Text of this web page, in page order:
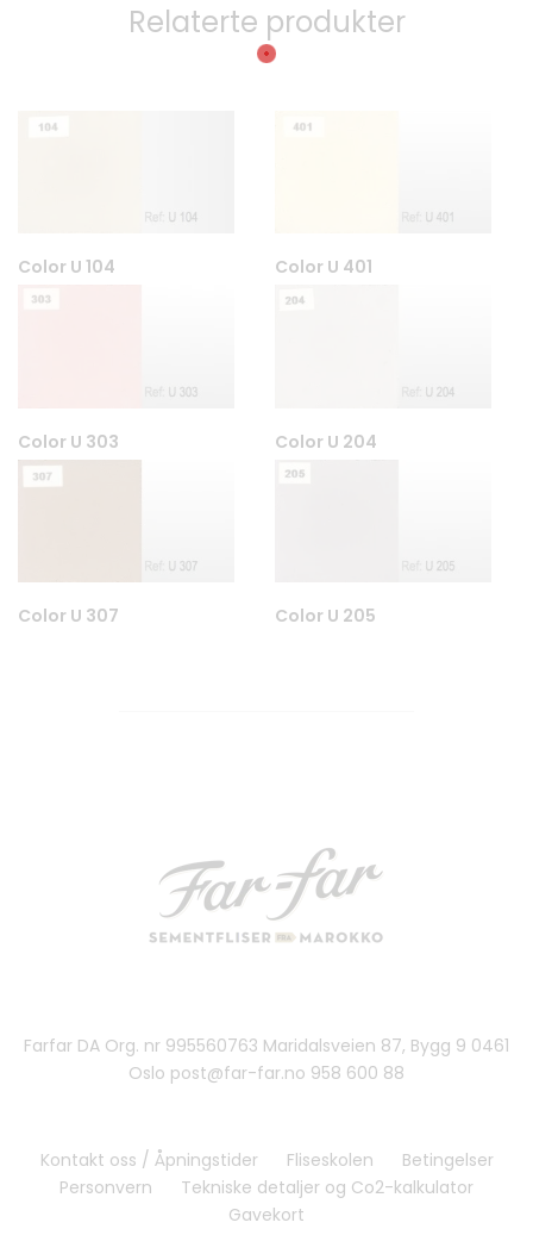
Relaterte produkter
Color U 104 Color U 401
Color U 303 Color U 204
Color U 307 Color U 205
Farfar DA Org. nr 995560763 Maridalsveien 87, Bygg 9 0461
Oslo post@far-far.no 958 600 88
Kontakt oss / Åpningstider Fliseskolen
Betingelser
Personvern
Tekniske detaljer og Co2-kalkulator
Gavekort